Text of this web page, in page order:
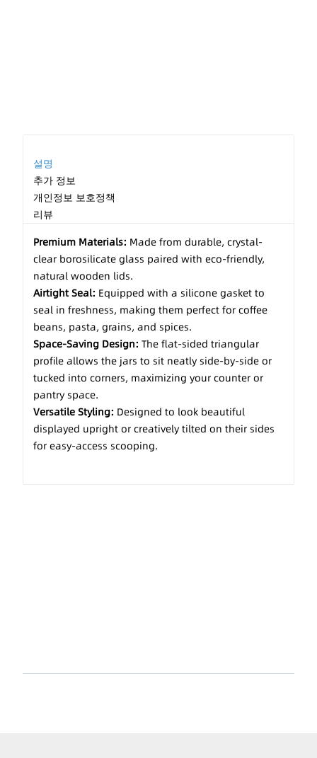
설명
추가 정보
개인정보 보호정책
리뷰
Premium Materials: Made from durable, crystal-
clear borosilicate glass paired with eco-friendly,
natural wooden lids.
Airtight Seal: Equipped with a silicone gasket to
seal in freshness, making them perfect for coffee
beans, pasta, grains, and spices.
Space-Saving Design: The flat-sided triangular
profile allows the jars to sit neatly side-by-side or
tucked into corners, maximizing your counter or
pantry space.
Versatile Styling: Designed to look beautiful
displayed upright or creatively tilted on their sides
for easy-access scooping.